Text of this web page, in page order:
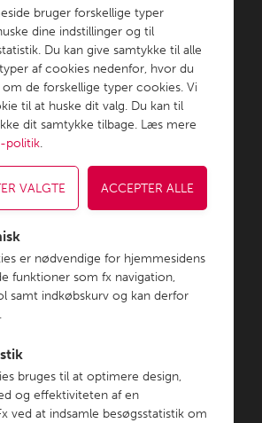
salg i slagtermesters egen
til international
med kvalitet som
Aage Jensen
Salamifabrik, senere 3-
Stjernet, bliver
1950
3-
bruger forskellige typer
dine indstillinger og til
Du kan give samtykke til alle
af cookies nedenfor, hvor du
de forskellige typer cookies. Vi
til at huske dit valg. Du kan til
dit samtykke tilbage. Læs mere
politik.
er nødvendige for hjemmesidens
funktioner som fx navigation,
samt indkøbskurv og kan derfor
bruges til at optimere design,
og effektiviteten af en
ved at indsamle besøgsstatistik om